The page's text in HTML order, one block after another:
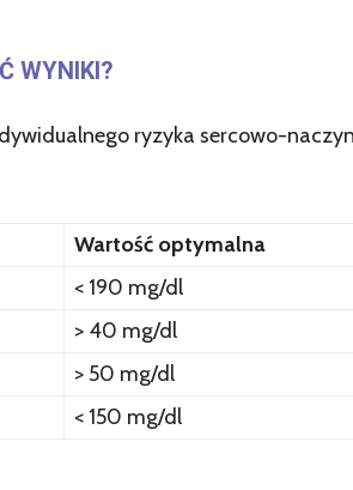
WYNIKI?
ryzyka sercowo-
Wartość optymalna
< 190 mg/dl
> 40 mg/dl
> 50 mg/dl
< 150 mg/dl